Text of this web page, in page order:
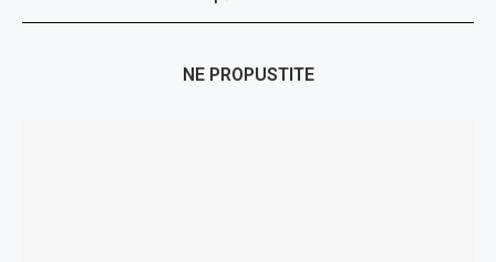
NE PROPUSTITE